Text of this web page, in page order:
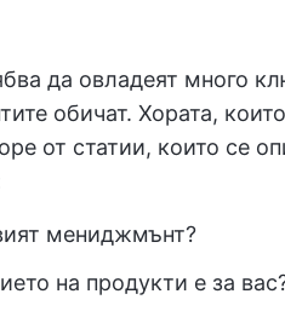
да овладеят много
обичат. Хората,
от статии, които се
мениджмънт?
на продукти е за